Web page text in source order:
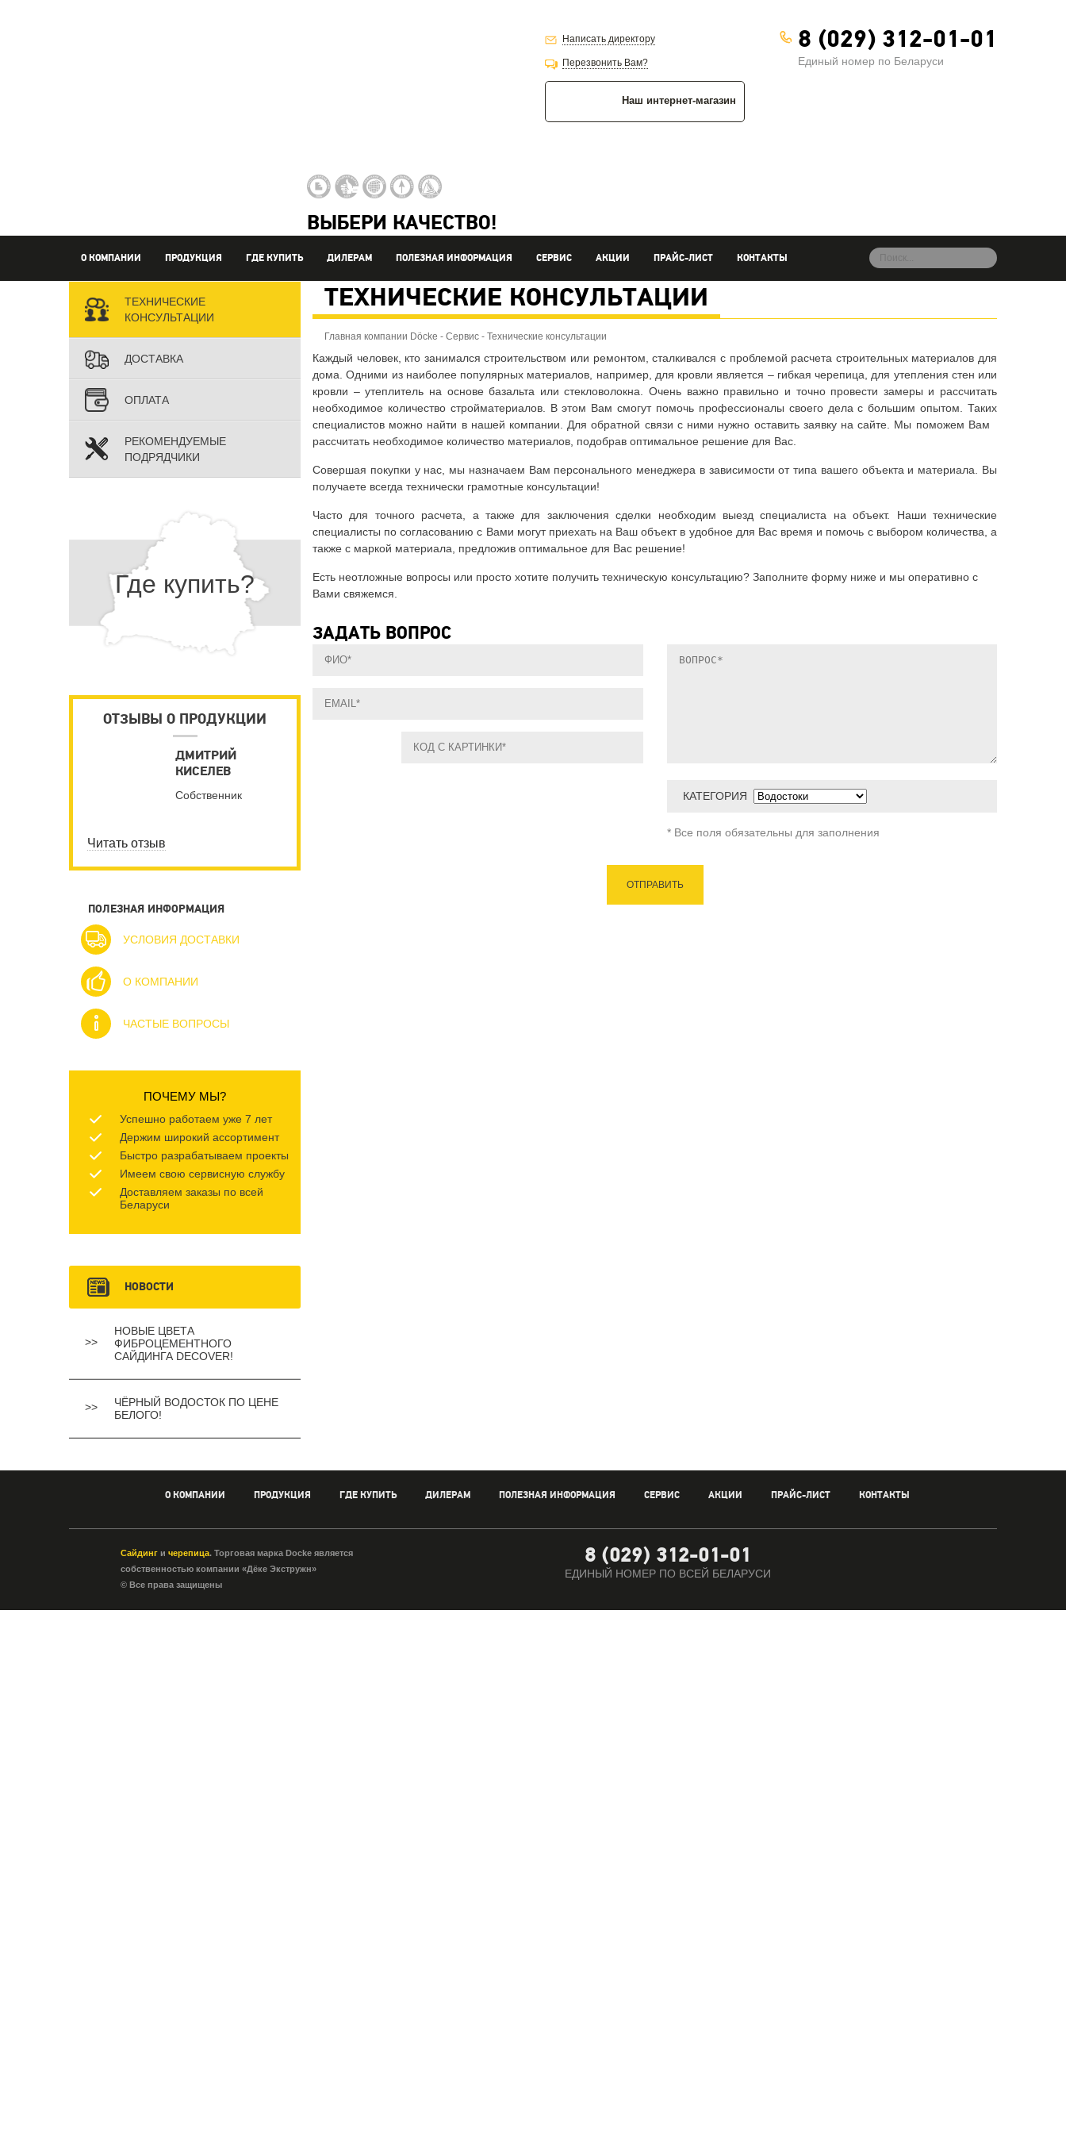
ВЫБЕРИ КАЧЕСТВО!
Написать директору
Перезвонить Вам?
Наш интернет-магазин
8 (029) 312-01-01
Единый номер по Беларуси
О КОМПАНИИ ПРОДУКЦИЯ ГДЕ КУПИТЬ ДИЛЕРАМ ПОЛЕЗНАЯ ИНФОРМАЦИЯ СЕРВИС АКЦИИ ПРАЙС-ЛИСТ КОНТАКТЫ
ТЕХНИЧЕСКИЕ
КОНСУЛЬТАЦИИ
ДОСТАВКА
ОПЛАТА
РЕКОМЕНДУЕМЫЕ
ПОДРЯДЧИКИ
Где купить?
ОТЗЫВЫ О ПРОДУКЦИИ
ДМИТРИЙ
КИСЕЛЕВ
Собственник
Читать отзыв
ПОЛЕЗНАЯ ИНФОРМАЦИЯ
УСЛОВИЯ ДОСТАВКИ
О КОМПАНИИ
ЧАСТЫЕ ВОПРОСЫ
ПОЧЕМУ МЫ?
Успешно работаем уже 7 лет
Держим широкий ассортимент
Быстро разрабатываем проекты
Имеем свою сервисную службу
Доставляем заказы по всей
Беларуси
НОВОСТИ
НОВЫЕ ЦВЕТА
ФИБРОЦЕМЕНТНОГО
САЙДИНГА DECOVER!
ЧЁРНЫЙ ВОДОСТОК ПО ЦЕНЕ
БЕЛОГО!
ТЕХНИЧЕСКИЕ КОНСУЛЬТАЦИИ
Главная компании Döcke - Сервис - Технические консультации
Каждый человек, кто занимался строительством или ремонтом, сталкивался с проблемой расчета строительных материалов для
дома. Одними из наиболее популярных материалов, например, для кровли является – гибкая черепица, для утепления стен или
кровли – утеплитель на основе базальта или стекловолокна. Очень важно правильно и точно провести замеры и рассчитать
необходимое количество стройматериалов. В этом Вам смогут помочь профессионалы своего дела с большим опытом. Таких
специалистов можно найти в нашей компании. Для обратной связи с ними нужно оставить заявку на сайте. Мы поможем Вам
рассчитать необходимое количество материалов, подобрав оптимальное решение для Вас.
Совершая покупки у нас, мы назначаем Вам персонального менеджера в зависимости от типа вашего объекта и материала. Вы
получаете всегда технически грамотные консультации!
Часто для точного расчета, а также для заключения сделки необходим выезд специалиста на объект. Наши технические
специалисты по согласованию с Вами могут приехать на Ваш объект в удобное для Вас время и помочь с выбором количества, а
также с маркой материала, предложив оптимальное для Вас решение!
Есть неотложные вопросы или просто хотите получить техническую консультацию? Заполните форму ниже и мы оперативно с
Вами свяжемся.
ЗАДАТЬ ВОПРОС
КАТЕГОРИЯ
* Все поля обязательны для заполнения
О КОМПАНИИ ПРОДУКЦИЯ ГДЕ КУПИТЬ ДИЛЕРАМ ПОЛЕЗНАЯ ИНФОРМАЦИЯ СЕРВИС АКЦИИ ПРАЙС-ЛИСТ КОНТАКТЫ
Сайдинг и черепица. Торговая марка Docke является
собственностью компании «Дёке Экстружн»
© Все права защищены
8 (029) 312-01-01
ЕДИНЫЙ НОМЕР ПО ВСЕЙ БЕЛАРУСИ